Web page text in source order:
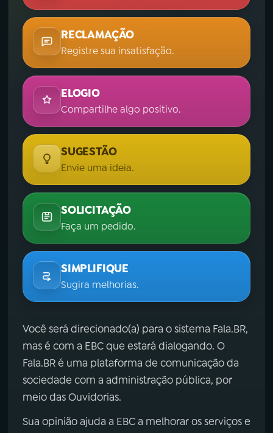
RECLAMAÇÃO
Registre sua insatisfação.
ELOGIO
Compartilhe algo positivo.
SUGESTÃO
Envie uma ideia.
SOLICITAÇÃO
Faça um pedido.
SIMPLIFIQUE
Sugira melhorias.
Você será direcionado(a) para o sistema Fala.BR,
mas é com a EBC que estará dialogando. O
Fala.BR é uma plataforma de comunicação da
sociedade com a administração pública, por
meio das Ouvidorias.
Sua opinião ajuda a EBC a melhorar os serviços e